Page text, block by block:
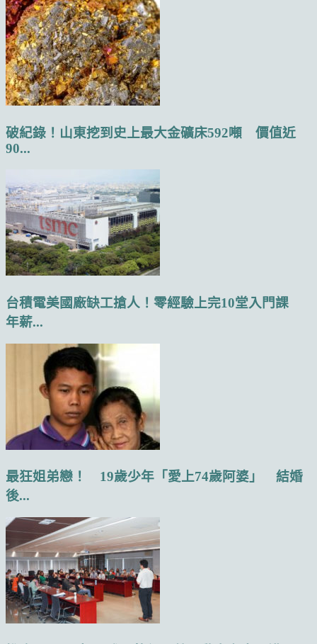
破紀錄！山東挖到史上最大金礦床592噸 價值近
90...
台積電美國廠缺工搶人！零經驗上完10堂入門課
年薪...
最狂姐弟戀！ 19歲少年「愛上74歲阿婆」 結婚
後...